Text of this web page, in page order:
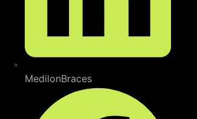
MedilonBraces